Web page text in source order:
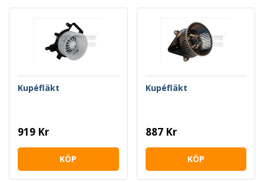
Kupéfläkt
919 Kr
KÖP
Kupéfläkt
887 Kr
KÖP